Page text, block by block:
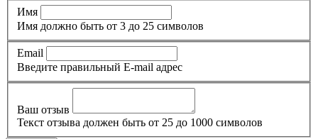
Имя
Имя должно быть от 3 до 25 символов
Email
Введите правильный E-mail адрес
Ваш отзыв
Текст отзыва должен быть от 25 до 1000 символов